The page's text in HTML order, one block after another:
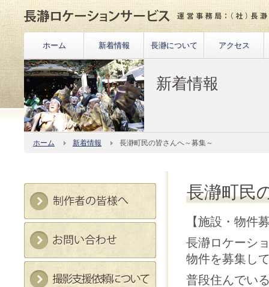
ホーム 新着情報 長瀞について アクセス
新着情報
ホーム 新着情報 長瀞町民の皆さんへ～募集～
長瀞町民
【施設・物件
長瀞ロケーシ
物件を募集し
普段住んでい